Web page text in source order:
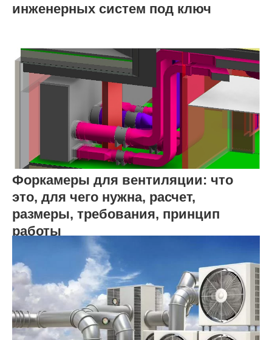
инженерных систем под ключ
Форкамеры для вентиляции: что
это, для чего нужна, расчет,
размеры, требования, принцип
работы